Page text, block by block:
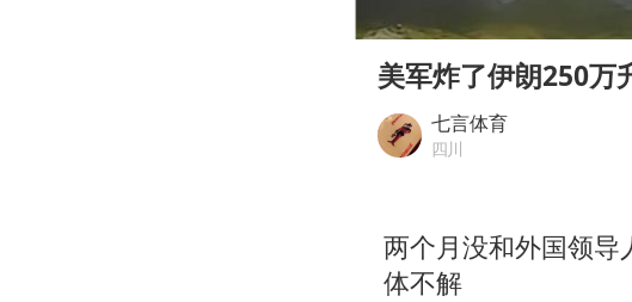
香港
浙江
董璇
Play
美军炸了伊朗250万
七言体育
四川
两个月没和外国领导
体不解